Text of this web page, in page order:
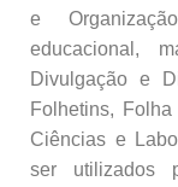
e
educacional,
Divulgação e
Folhetins,
Ciências e
ser utilizados